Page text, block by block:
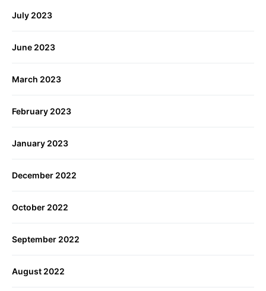
July 2023
June 2023
March 2023
February 2023
January 2023
December 2022
October 2022
September 2022
August 2022